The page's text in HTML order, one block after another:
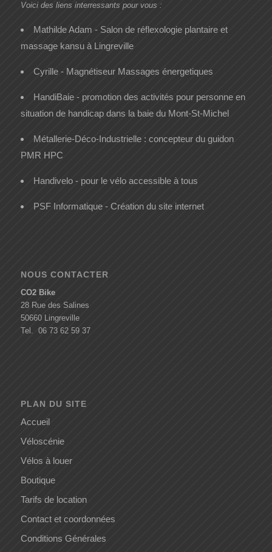
Voici des liens interressants pour vous :
Mathilde Adam - Salon de réflexologie plantaire et
massage kansu à Lingreville
Cyrille - Magnétiseur Massages énergetiques
HandiBaie - promotion des activités pour personne en
situation de handicap dans la baie du Mont-St-Michel
Métallerie-Déco-Industrielle : concepteur du guidon
PMR HPC
Handivelo - pour le vélo accessible à tous
PSF Informatique - Création du site internet
NOUS CONTACTER
CO2 Bike
28 Rue des Salines
50660 Lingreville
Tel. 06 73 62 59 37
PLAN DU SITE
Accueil
Véloscénie
Vélos à louer
Boutique
Tarifs de location
Contact et coordonnées
Conditions Générales